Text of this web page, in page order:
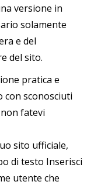
versione in
solamente
e del
del sito.
pratica e
sconosciuti
fatevi
sito ufficiale,
di testo Inserisci
utente che